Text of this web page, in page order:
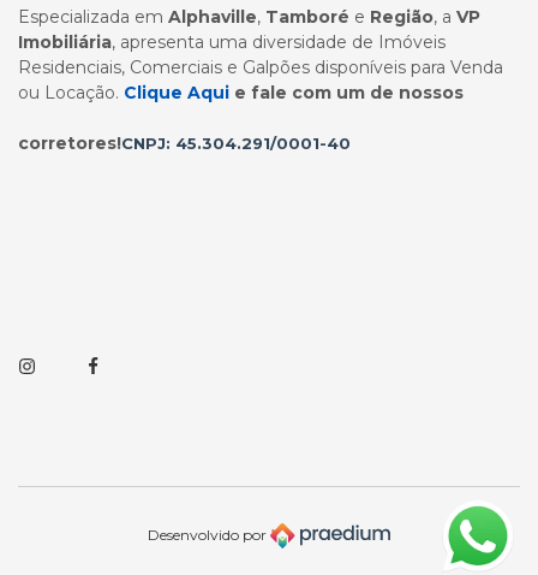
Especializada em Alphaville, Tamboré e Região, a VP
Imobiliária, apresenta uma diversidade de Imóveis
Residenciais, Comerciais e Galpões disponíveis para Venda
ou Locação. Clique Aqui e fale com um de nossos
corretores!CNPJ: 45.304.291/0001-40
InstagramFacebook
Desenvolvido por